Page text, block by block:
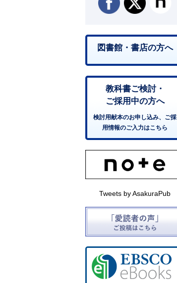
図書館・書店の方へ
教科書ご検討・
ご採用中の方へ
検討用献本のお申し込み、ご採
用情報のご入力はこちら
Tweets by AsakuraPub